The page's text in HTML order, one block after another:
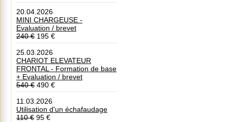
20.04.2026
MINI CHARGEUSE -
Evaluation / brevet
240 € 195 €
25.03.2026
CHARIOT ELEVATEUR
FRONTAL - Formation de base
+ Evaluation / brevet
540 € 490 €
11.03.2026
Utilisation d'un échafaudage
110 € 95 €